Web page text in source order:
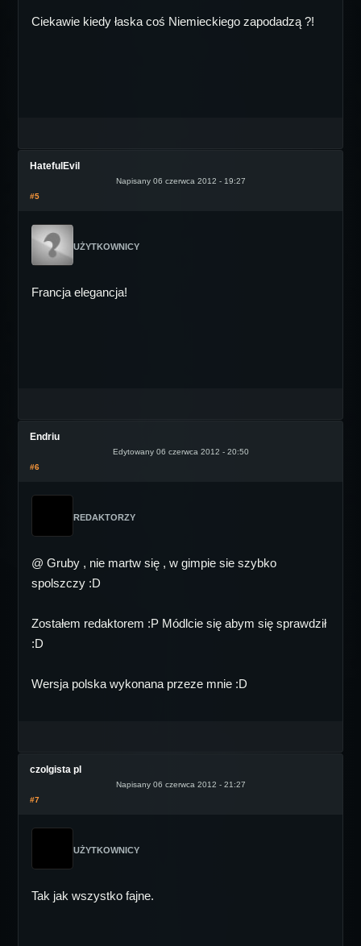
Ciekawie kiedy łaska coś Niemieckiego zapodadzą ?!
HatefulEvil
Napisany 06 czerwca 2012 - 19:27
#5
UŻYTKOWNICY
Francja elegancja!
Endriu
Edytowany 06 czerwca 2012 - 20:50
#6
REDAKTORZY
@ Gruby , nie martw się , w gimpie sie szybko
spolszczy :D
Zostałem redaktorem :P Módlcie się abym się sprawdził
:D
Wersja polska wykonana przeze mnie :D
czolgista pl
Napisany 06 czerwca 2012 - 21:27
#7
UŻYTKOWNICY
Tak jak wszystko fajne.